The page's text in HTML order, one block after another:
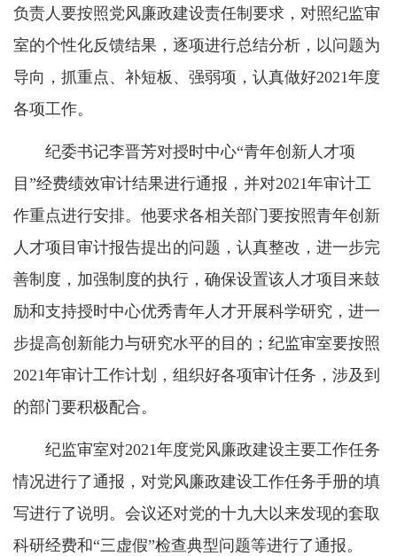
负责人要按照党风廉政建设责任制要求，对照纪监审
室的个性化反馈结果，逐项进行总结分析，以问题为
导向，抓重点、补短板、强弱项，认真做好2021年度
各项工作。
纪委书记李晋芳对授时中心“青年创新人才项
目”经费绩效审计结果进行通报，并对2021年审计工
作重点进行安排。他要求各相关部门要按照青年创新
人才项目审计报告提出的问题，认真整改，进一步完
善制度，加强制度的执行，确保设置该人才项目来鼓
励和支持授时中心优秀青年人才开展科学研究，进一
步提高创新能力与研究水平的目的；纪监审室要按照
2021年审计工作计划，组织好各项审计任务，涉及到
的部门要积极配合。
纪监审室对2021年度党风廉政建设主要工作任务
情况进行了通报，对党风廉政建设工作任务手册的填
写进行了说明。会议还对党的十九大以来发现的套取
科研经费和“三虚假”检查典型问题等进行了通报。